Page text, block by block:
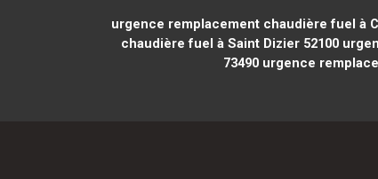
urgence remplacement chaudière fuel à
chaudière fuel à Saint Dizier 52100
73490 urgence